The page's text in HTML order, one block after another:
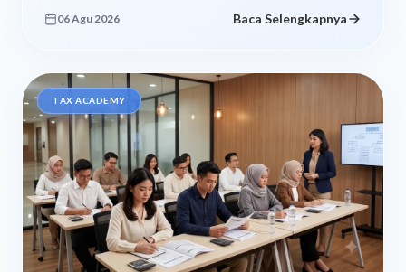
06 Agu 2026 Baca Selengkapnya
TAX ACADEMY